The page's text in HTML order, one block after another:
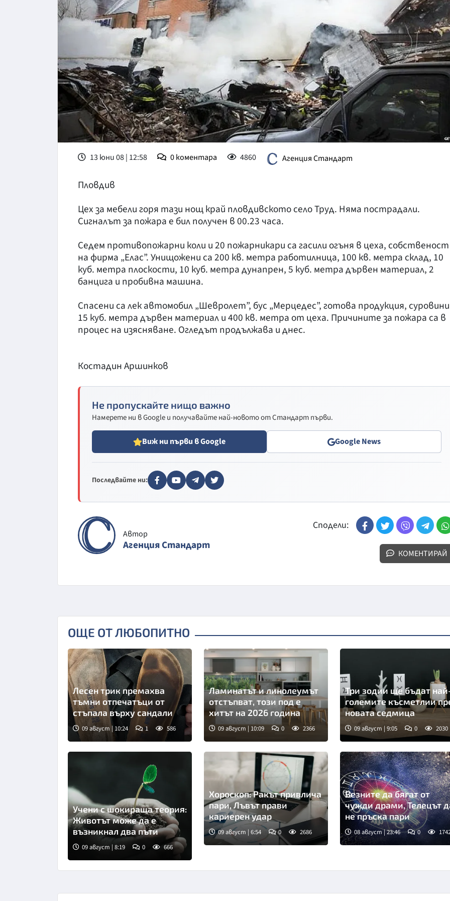
КУЛТУРА
ПРАВОСЪДИЕ
КРИМИ
ВЯРА
ОБЯВИ
ВОЙНАТА В
13 юни 08 | 12:58 0коментара 4860 Агенция Стандарт
Пловдив
Цех за мебели горя тази нощ край пловдивското село Труд. Няма пострадали.
Сигналът за пожара е бил получен в 00.23 часа.
Седем противопожарни коли и 20 пожарникари са гасили огъня в цеха, собственост
на фирма „Елас”. Унищожени са 200 кв. метра работилница, 100 кв. метра склад, 10
куб. метра плоскости, 10 куб. метра дунапрен, 5 куб. метра дървен материал, 2
банцига и пробивна машина.
Спасени са лек автомобил „Шевролет”, бус „Мерцедес”, готова продукция,
15 куб. метра дървен материал и 400 кв. метра от цеха. Причините за пожара са в
процес на изясняване. Огледът продължава и днес.
Костадин Аршинков
Не пропускайте нищо важно
Намерете ни в Google и получавайте най-новото от Стандарт първи.
Виж ни първи в Google Google News
Последвайте ни:
Автор
Агенция Стандарт
Сподели:
КОМЕНТИРАЙ
ОЩЕ ОТ ЛЮБОПИТНО
Лесен трик премахва
тъмни отпечатъци от
стъпала върху сандали
09 август | 10:24 1 586
Ламинатът и линолеумът
отстъпват, този под е
хитът на 2026 година
09 август | 10:09 0 2366
Три зодии ще бъдат
големите късметлии
новата седмица
09 август | 9:05 0 2030
Снимка: Пиксабей
Учени с шокираща теория:
Животът може да е
възникнал два пъти
09 август | 8:19 0 666
Хороскоп: Ракът привлича
пари, Лъвът прави
кариерен удар
09 август | 6:54 0 2686
Везните да бягат от
чужди драми, Телецът
не пръска пари
08 август | 23:46 0